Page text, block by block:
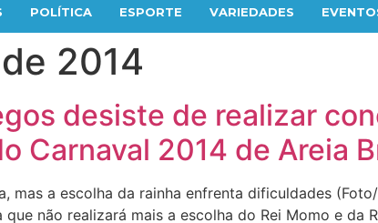
POLÍTICA ESPORTE VARIEDADES
2014
desiste de realizar
Carnaval 2014 de Areia
mas a escolha da rainha enfrenta dificuldades
não realizará mais a escolha do Rei Momo e da